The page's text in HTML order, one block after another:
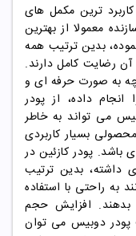
ترین مکمل های
معمولا از بهترین
بدین ترتیب همه
آن رضایت کامل دارند.
به صورت حرفه ای و
داده، از پودر
می تواند به خاطر
بسیار کاربردی
باشد. پودر کازئین در
بدین ترتیب
به راحتی با استفاده
بدهند. افزایش حجم
دوبیس می توان